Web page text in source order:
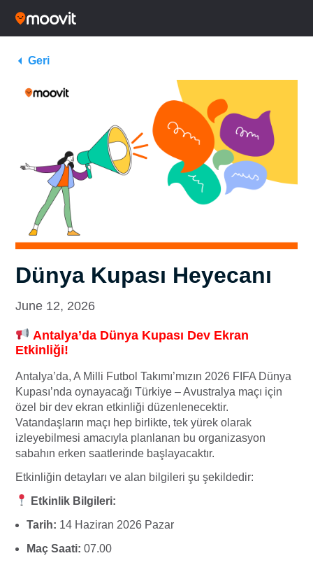
Geri
Dünya Kupası Heyecanı
June 12, 2026
Antalya’da Dünya Kupası Dev Ekran
Etkinliği!
Antalya’da, A Milli Futbol Takımı’mızın 2026 FIFA Dünya
Kupası’nda oynayacağı Türkiye – Avustralya maçı için
özel bir dev ekran etkinliği düzenlenecektir.
Vatandaşların maçı hep birlikte, tek yürek olarak
izleyebilmesi amacıyla planlanan bu organizasyon
sabahın erken saatlerinde başlayacaktır.
Etkinliğin detayları ve alan bilgileri şu şekildedir:
Etkinlik Bilgileri:
Tarih: 14 Haziran 2026 Pazar
Maç Saati: 07.00